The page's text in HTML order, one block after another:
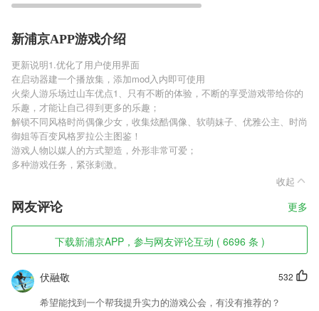
新浦京APP游戏介绍
更新说明1.优化了用户使用界面
在启动器建一个播放集，添加mod入内即可使用
火柴人游乐场过山车优点1、只有不断的体验，不断的享受游戏带给你的
乐趣，才能让自己得到更多的乐趣；
解锁不同风格时尚偶像少女，收集炫酷偶像、软萌妹子、优雅公主、时尚
御姐等百变风格罗拉公主图鉴！
游戏人物以媒人的方式塑造，外形非常可爱；
多种游戏任务，紧张刺激。
收起
网友评论 更多
下载新浦京APP，参与网友评论互动 ( 6696 条 )
532
伏融敬
希望能找到一个帮我提升实力的游戏公会，有没有推荐的？